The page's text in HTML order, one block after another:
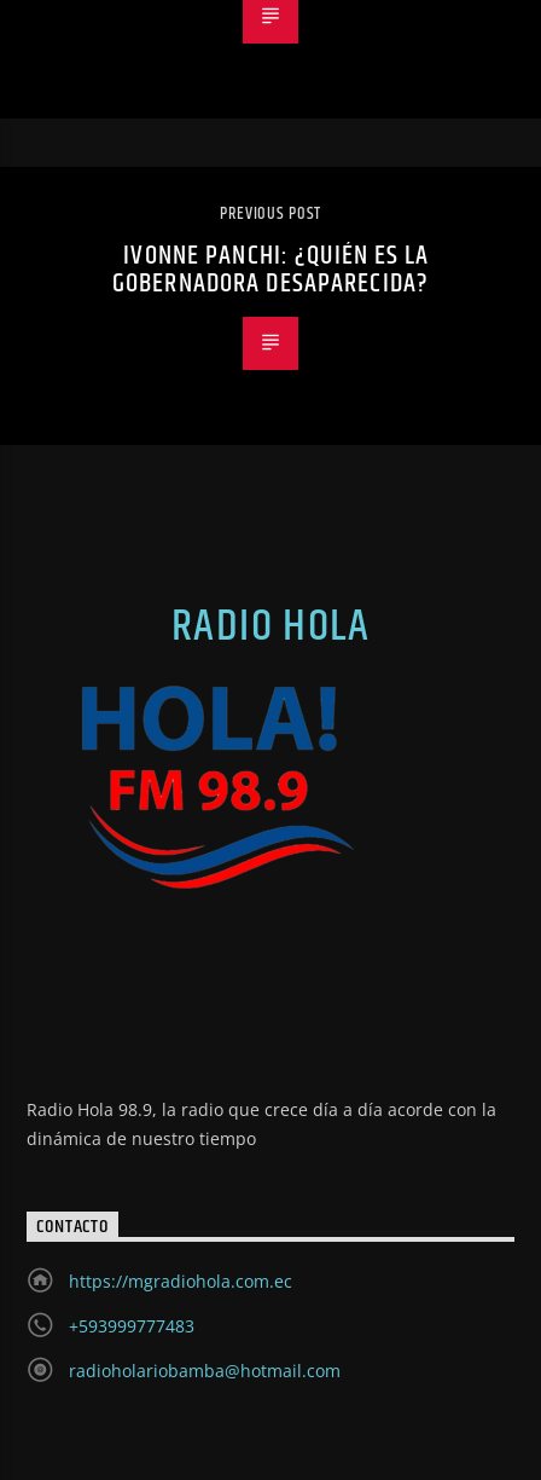
PREVIOUS POST
IVONNE PANCHI: ¿QUIÉN ES LA
GOBERNADORA DESAPARECIDA?
RADIO HOLA
Radio Hola 98.9, la radio que crece día a día acorde con la
dinámica de nuestro tiempo
CONTACTO
https://mgradiohola.com.ec
+593999777483
radioholariobamba@hotmail.com